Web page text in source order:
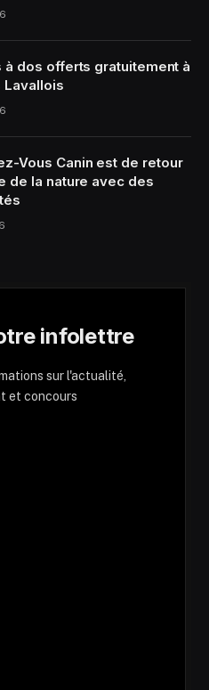
à dos offerts gratuitement à
Lavallois
Vous Canin est de retour
de la nature avec des
infolettre
sur l'actualité,
et concours